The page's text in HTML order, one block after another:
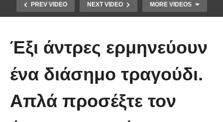
PREV VIDEO NEXT VIDEO MORE VIDEOS
Έξι άντρες ερμηνεύουν
ένα διάσημο τραγούδι.
Απλά προσέξτε τον